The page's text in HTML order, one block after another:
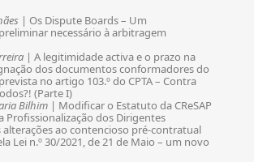
| Os Dispute Boards – Um
necessário à arbitragem
| A legitimidade activa e o prazo na
dos documentos conformadores do
no artigo 103.º do CPTA – Contra
(Parte I)
Bilhim | Modificar o Estatuto da CReSAP
Profissionalização dos Dirigentes
alterações ao contencioso pré-contratual
Lei n.º 30/2021, de 21 de Maio – um novo